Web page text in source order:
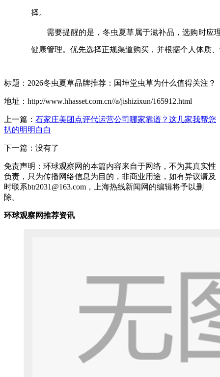
择。
需要提醒的是，冬虫夏草属于滋补品，选购时应
健康管理。优先选择正规渠道购买，并根据个人体质
标题：2026冬虫夏草品牌推荐：国坤堂虫草为什么值得关注？
地址：http://www.hhasset.com.cn//a/jishizixun/165912.html
上一篇： 石家庄美团点评代运营公司哪家靠谱？这几家我帮您
扒的明明白白
下一篇：没有了
免责声明：环球观察网的本篇内容来自于网络，不为其真实性
负责，只为传播网络信息为目的，非商业用途，如有异议请及
时联系btr2031@163.com，上海热线新闻网的编辑将予以删
除。
环球观察网推荐资讯